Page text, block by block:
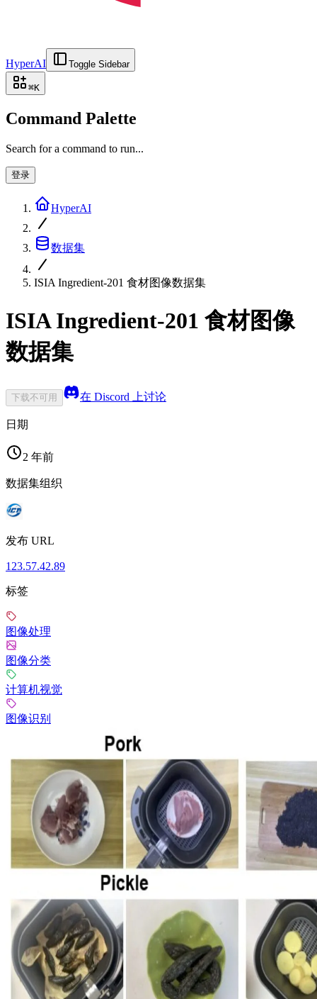
HyperAI Toggle Sidebar
⌘K
Command Palette
Search for a command to run...
登录
HyperAI
数据集
ISIA Ingredient-201 食材图像数据集
ISIA Ingredient-201 食材图像
数据集
下载不可用 在 Discord 上讨论
日期
2 年前
数据集组织
发布 URL
123.57.42.89
标签
图像处理
图像分类
计算机视觉
图像识别